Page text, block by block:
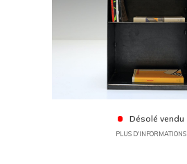
Désolé vendu
PLUS D'INFORMATIONS